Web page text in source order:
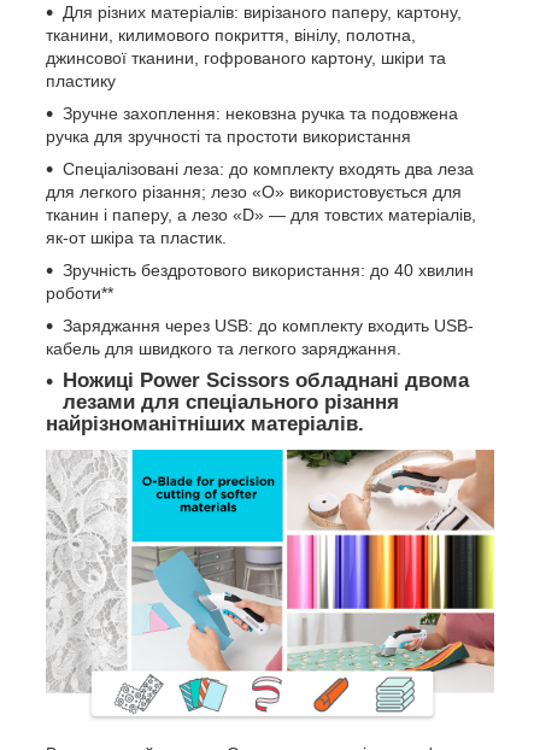
Для різних матеріалів: вирізаного паперу, картону,
тканини, килимового покриття, вінілу, полотна,
джинсової тканини, гофрованого картону, шкіри та
пластику
Зручне захоплення: нековзна ручка та подовжена
ручка для зручності та простоти використання
Спеціалізовані леза: до комплекту входять два леза
для легкого різання; лезо «О» використовується для
тканин і паперу, а лезо «D» — для товстих матеріалів,
як-от шкіра та пластик.
Зручність бездротового використання: до 40 хвилин
роботи**
Заряджання через USB: до комплекту входить USB-
кабель для швидкого та легкого заряджання.
Ножиці Power Scissors обладнані двома
лезами для спеціального різання
найрізноманітніших матеріалів.